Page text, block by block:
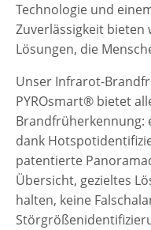
Technologie und
Zuverlässigkeit
Lösungen, die
Unser Infrarot-
PYROsmart® bietet
Brandfrüherkennung:
dank
patentierte
Übersicht, gezieltes
halten, keine